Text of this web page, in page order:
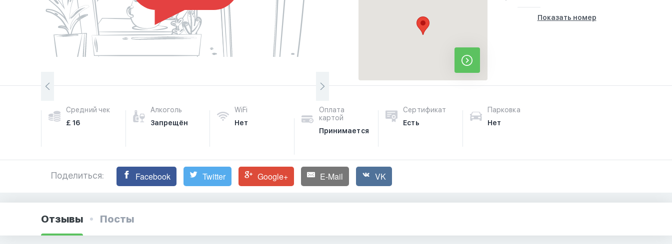
Показать номер
Средний чек
£ 16
Алкоголь
Запрещён
WiFi
Нет
Оплата
картой
Принимается
Сертификат
Есть
Парковка
Нет
Поделиться: Facebook Twitter Google+ E-Mail VK
Отзывы Посты